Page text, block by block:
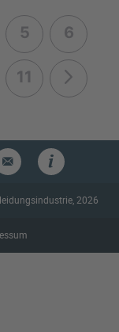
5 6
11
2026